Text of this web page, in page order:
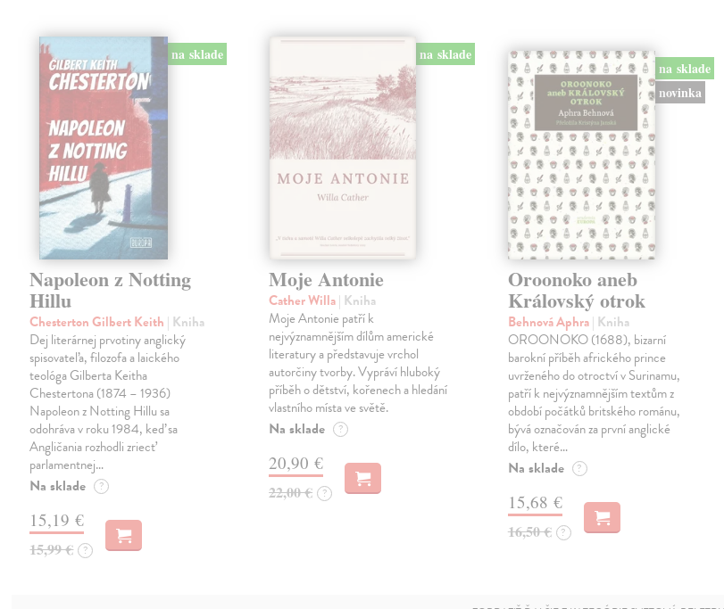
na sklade
Napoleon z Notting
Hillu
Chesterton Gilbert Keith | Kniha
Dej literárnej prvotiny anglický
spisovateľa, filozofa a laického
teológa Gilberta Keitha
Chestertona (1874 – 1936)
Napoleon z Notting Hillu sa
odohráva v roku 1984, keď sa
Angličania rozhodli zriecť
parlamentnej…
Na sklade ?
15,19 €
15,99 € ?
na sklade
Moje Antonie
Cather Willa| Kniha
Moje Antonie patří k
nejvýznamnějším dílům americké
literatury a představuje vrchol
autorčiny tvorby. Vypráví hluboký
příběh o dětství, kořenech a hledání
vlastního místa ve světě.
Na sklade ?
20,90 €
22,00 € ?
na sklade
novinka
Oroonoko aneb
Královský otrok
Behnová Aphra| Kniha
OROONOKO (1688), bizarní
barokní příběh afrického prince
uvrženého do otroctví v Surinamu,
patří k nejvýznamnějším textům z
období počátků britského románu,
bývá označován za první anglické
dílo, které…
Na sklade ?
15,68 €
16,50 € ?